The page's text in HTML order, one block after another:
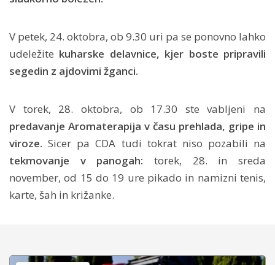
V petek, 24. oktobra, ob 9.30 uri pa se ponovno lahko
udeležite kuharske delavnice, kjer boste pripravili
segedin z ajdovimi žganci.
V torek, 28. oktobra, ob 17.30 ste vabljeni na
predavanje Aromaterapija v času prehlada, gripe in
viroze. Sicer pa CDA tudi tokrat niso pozabili na
tekmovanje v panogah: torek, 28. in sreda
november, od 15 do 19 ure pikado in namizni tenis,
karte, šah in križanke.